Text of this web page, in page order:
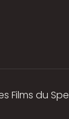
Films du